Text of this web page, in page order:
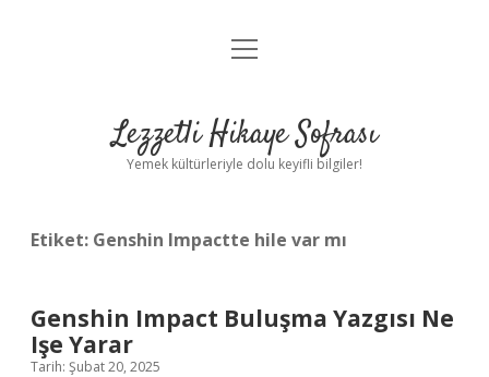
Anasayfa
Yasal Uyarı
menüyü
Lezzetli Hikaye Sofrası
Yemek kültürleriyle dolu keyifli bilgiler!
Etiket: Genshin Impactte hile var mı
Genshin Impact Buluşma Yazgısı Ne
Işe Yarar
Tarih: Şubat 20, 2025